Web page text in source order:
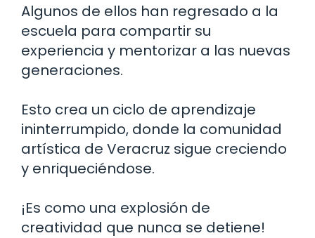
Algunos de ellos han regresado a la
escuela para compartir su
experiencia y mentorizar a las nuevas
generaciones.
Esto crea un ciclo de aprendizaje
ininterrumpido, donde la comunidad
artística de Veracruz sigue creciendo
y enriqueciéndose.
¡Es como una explosión de
creatividad que nunca se detiene!